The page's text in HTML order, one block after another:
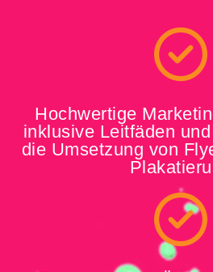
Hochwertige
inklusive Leitfäden
die Umsetzung von